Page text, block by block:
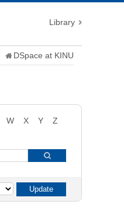
Library
DSpace at KINU
W X Y
Z